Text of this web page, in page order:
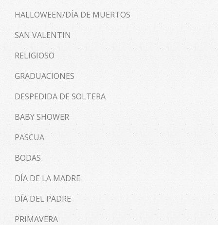
HALLOWEEN/DÍA DE MUERTOS
SAN VALENTIN
RELIGIOSO
GRADUACIONES
DESPEDIDA DE SOLTERA
BABY SHOWER
PASCUA
BODAS
DÍA DE LA MADRE
DÍA DEL PADRE
PRIMAVERA